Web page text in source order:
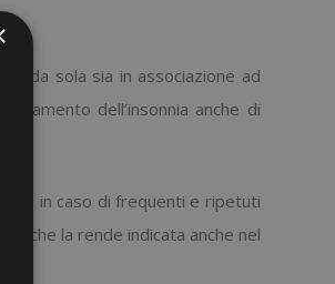
da sola sia in associazione ad
dell’insonnia anche di
in caso di frequenti e ripetuti
che la rende indicata anche nel